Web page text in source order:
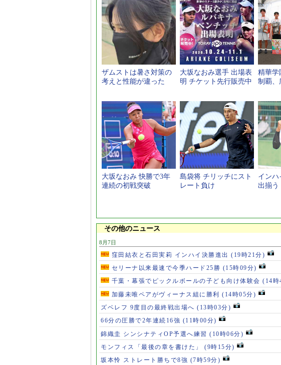
ザムストは暑さ対策の
考えと性能が違った
大坂なおみ選手 出場表
明 チケット先行販売中
精華学
制覇、
大坂なおみ 快勝で3年
連続の初戦突破
島袋将 チリッチにスト
レート負け
インハ
出揃う
その他のニュース
8月7日
窪田結衣と石田実莉 インハイ決勝進出 (19時21分)
セリーナ以来最速で今季ハード25勝 (15時09分)
千葉・幕張でピックルボールの子ども向け体験会 (14時
加藤未唯ペアがヴィーナス組に勝利 (14時05分)
ズベレフ 9度目の最終戦出場へ (13時03分)
66分の圧勝で2年連続16強 (11時00分)
錦織圭 シンシナティOP予選へ練習 (10時06分)
モンフィス「最後の章を書けた」 (9時15分)
坂本怜 ストレート勝ちで8強 (7時59分)